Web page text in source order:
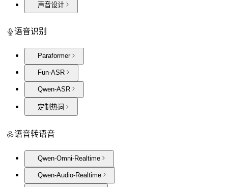
声音设计
语音识别
Paraformer
Fun-ASR
Qwen-ASR
定制热词
语音转语音
Qwen-Omni-Realtime
Qwen-Audio-Realtime